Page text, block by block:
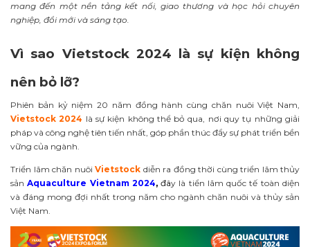
Tin tức
mang đến một nền tảng kết nối, giao thương và học hỏi chuyên
nghiệp, đổi mới và sáng tạo.
Vì sao Vietstock 2024 là sự kiện không
nên bỏ lỡ?
Phiên bản kỷ niệm 20 năm đồng hành cùng chăn nuôi Việt Nam,
Vietstock 2024 là sự kiện không thể bỏ qua, nơi quy tụ những giải
pháp và công nghệ tiên tiến nhất, góp phần thúc đẩy sự phát triển bền
vững của ngành.
Triển lãm chăn nuôi Vietstock diễn ra đồng thời cùng triển lãm thủy
sảnAquaculture Vietnam 2024, đây là tiển lãm quốc tế toàn diện
và đáng mong đợi nhất trong năm cho ngành chăn nuôi và thủy sản
Việt Nam.